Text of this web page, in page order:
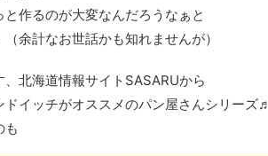
作るのが大変なんだろうなぁと
余計なお世話かも知れませんが）
、北海道情報サイトSASARUから
ドイッチがオススメのパン屋さんシリーズ♬
も